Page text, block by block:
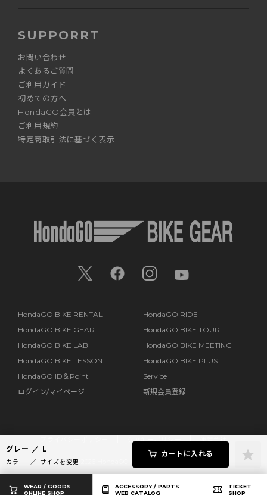
WEAR / GOODS
ONLINE SHOP
ACCESSORY / PARTS
WEB CATALOG
TICKET
SHOP
グレー
L
カラー
サイズを変更
カートに入れる
SUPPORRT
お問い合わせ
よくあるご質問
ご利用ガイド
初めての方へ
HondaGO会員とは
ご利用規約
特定商取引法に基づく表示
HondaGO BIKE RENTAL
HondaGO RIDE
HondaGO BIKE GEAR
HondaGO BIKE TOUR
HondaGO BIKE LAB
HondaGO BIKE MEETING
HondaGO BIKE LESSON
HondaGO BIKE PLUS
HondaGO ID＆Point
Service
ログイン/マイページ
新規会員登録
クッキーポリシー 運営会社
©